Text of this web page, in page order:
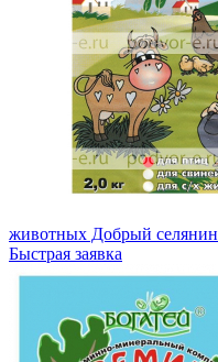
животных Добрый селянин
Быстрая заявка